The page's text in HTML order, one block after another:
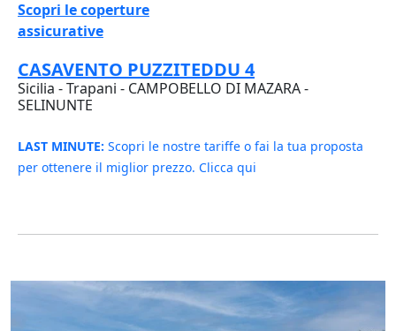
Scopri le coperture
assicurative
CASAVENTO PUZZITEDDU 4
Sicilia - Trapani - CAMPOBELLO DI MAZARA -
SELINUNTE
LAST MINUTE: Scopri le nostre tariffe o fai la tua proposta
per ottenere il miglior prezzo. Clicca qui